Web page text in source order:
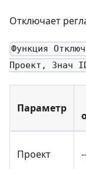
Отключает
Функция
Проект, Знач
Параметр
Проект